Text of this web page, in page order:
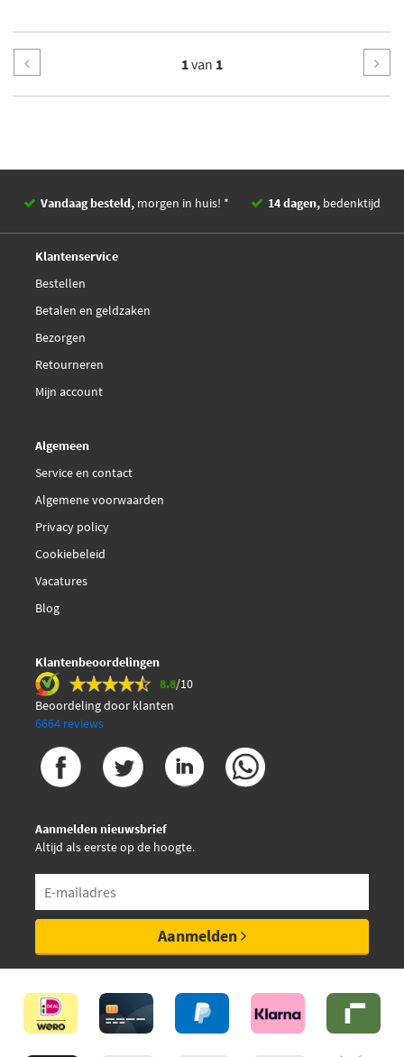
1van 1
Vandaag besteld, morgen in huis! * 14 dagen, bedenktijd
Klantenservice
Bestellen
Betalen en geldzaken
Bezorgen
Retourneren
Mijn account
Algemeen
Service en contact
Algemene voorwaarden
Privacy policy
Cookiebeleid
Vacatures
Blog
Klantenbeoordelingen
8.8/10
Beoordeling door klanten
6664 reviews
Aanmelden nieuwsbrief
Altijd als eerste op de hoogte.
Aanmelden